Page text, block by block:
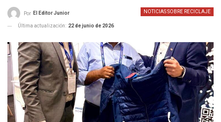
NOTICIAS SOBRE RECICLAJE
Por El Editor Junior
Última actualización: 22 de junio de 2026